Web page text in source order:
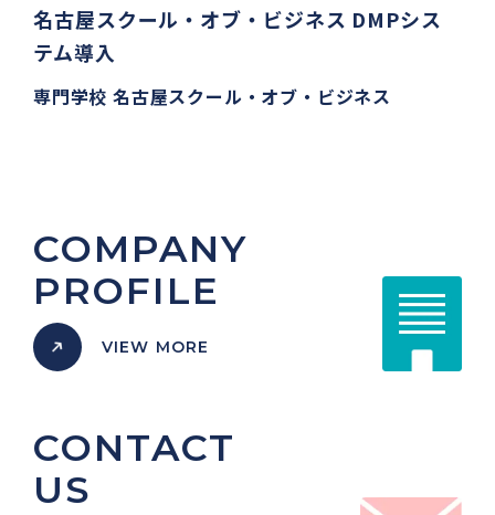
名古屋スクール・オブ・ビジネス DMPシス
テム導入
専門学校 名古屋スクール・オブ・ビジネス
COMPANY
PROFILE
VIEW MORE
CONTACT
US